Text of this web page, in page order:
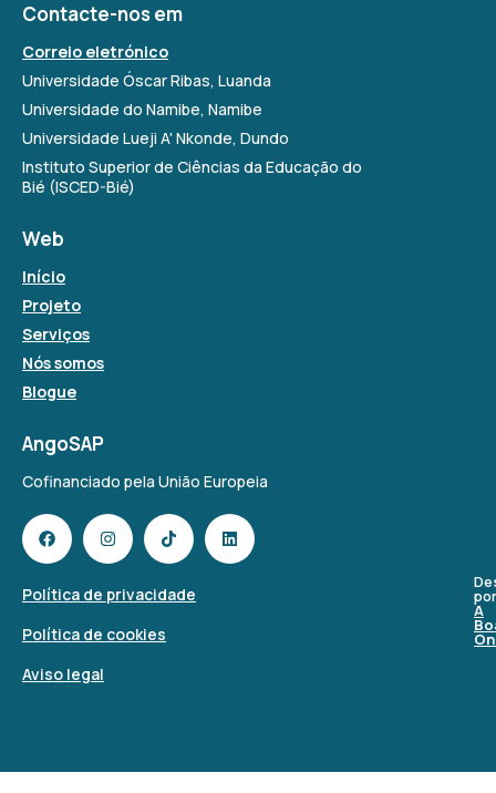
Contacte-nos em
Correio eletrónico
Universidade Óscar Ribas, Luanda
Universidade do Namibe, Namibe
Universidade Lueji A' Nkonde, Dundo
Instituto Superior de Ciências da Educação do
Bié (ISCED-Bié)
Web
Início
Projeto
Serviços
Nós somos
Blogue
AngoSAP
Cofinanciado pela União Europeia
Política de privacidade
Política de cookies
Aviso legal
por
A